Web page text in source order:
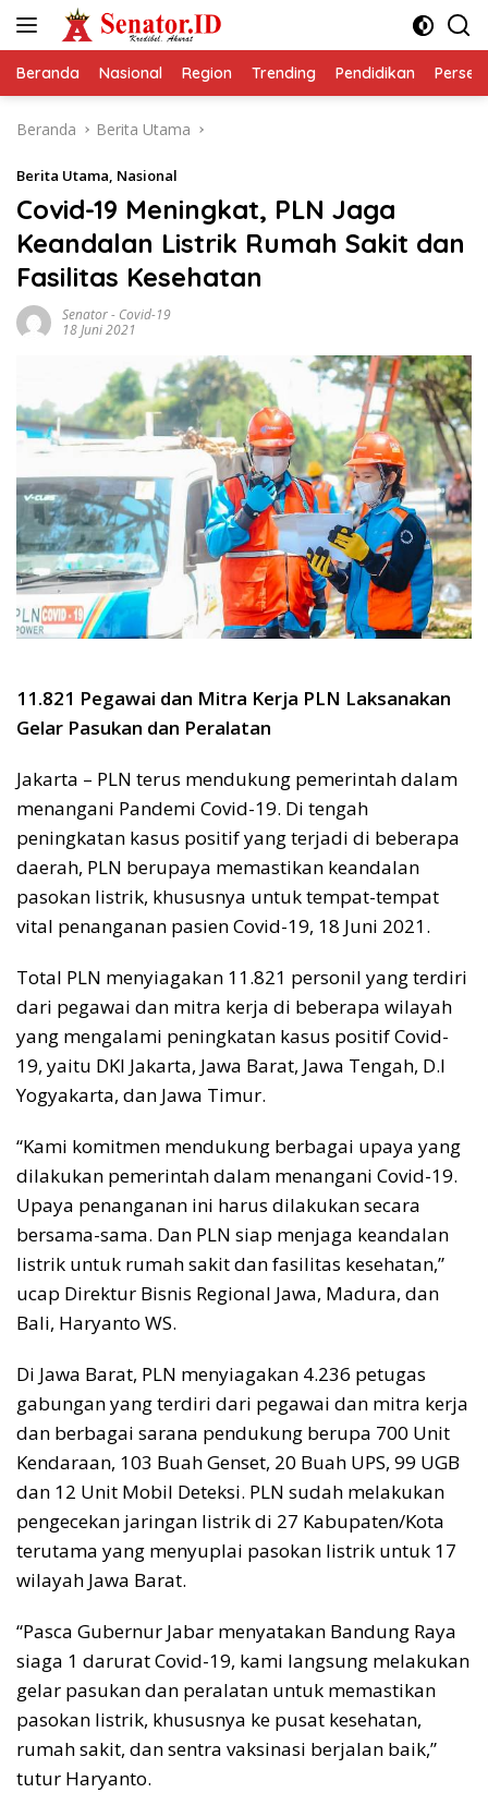
Beranda Nasional Region Trending Pendidikan
Beranda Berita Utama
Berita Utama, Nasional
Covid-19 Meningkat, PLN Jaga
Keandalan Listrik Rumah Sakit dan
Fasilitas Kesehatan
Senator- Covid-19
18 Juni 2021
11.821 Pegawai dan Mitra Kerja PLN Laksanakan
Gelar Pasukan dan Peralatan
Jakarta – PLN terus mendukung pemerintah dalam
menangani Pandemi Covid-19. Di tengah
peningkatan kasus positif yang terjadi di beberapa
daerah, PLN berupaya memastikan keandalan
pasokan listrik, khususnya untuk tempat-tempat
vital penanganan pasien Covid-19, 18 Juni 2021.
Total PLN menyiagakan 11.821 personil yang terdiri
dari pegawai dan mitra kerja di beberapa wilayah
yang mengalami peningkatan kasus positif Covid-
19, yaitu DKI Jakarta, Jawa Barat, Jawa Tengah, D.I
Yogyakarta, dan Jawa Timur.
“Kami komitmen mendukung berbagai upaya yang
dilakukan pemerintah dalam menangani Covid-19.
Upaya penanganan ini harus dilakukan secara
bersama-sama. Dan PLN siap menjaga keandalan
listrik untuk rumah sakit dan fasilitas kesehatan,”
ucap Direktur Bisnis Regional Jawa, Madura, dan
Bali, Haryanto WS.
Di Jawa Barat, PLN menyiagakan 4.236 petugas
gabungan yang terdiri dari pegawai dan mitra kerja
dan berbagai sarana pendukung berupa 700 Unit
Kendaraan, 103 Buah Genset, 20 Buah UPS, 99 UGB
dan 12 Unit Mobil Deteksi. PLN sudah melakukan
pengecekan jaringan listrik di 27 Kabupaten/Kota
terutama yang menyuplai pasokan listrik untuk 17
wilayah Jawa Barat.
“Pasca Gubernur Jabar menyatakan Bandung Raya
siaga 1 darurat Covid-19, kami langsung melakukan
gelar pasukan dan peralatan untuk memastikan
pasokan listrik, khususnya ke pusat kesehatan,
rumah sakit, dan sentra vaksinasi berjalan baik,”
tutur Haryanto.